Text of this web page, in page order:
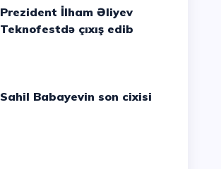
Prezident İlham Əliyev
Teknofestdə çıxış edib
Sahil Babayevin son cixisi